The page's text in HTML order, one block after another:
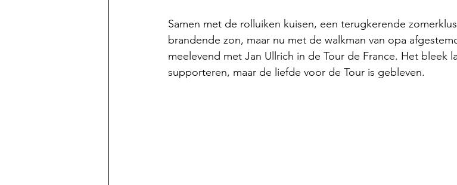
Samen met de rolluiken kuisen, een terugkerende
brandende zon, maar nu met de walkman van opa
meelevend met Jan Ullrich in de Tour de France. Het bleek
supporteren, maar de liefde voor de Tour is gebleven.